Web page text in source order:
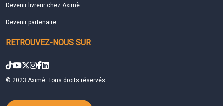
Devenir livreur chez Aximè
Devenir partenaire
RETROUVEZ-NOUS SUR
© 2023 Aximè. Tous droits réservés